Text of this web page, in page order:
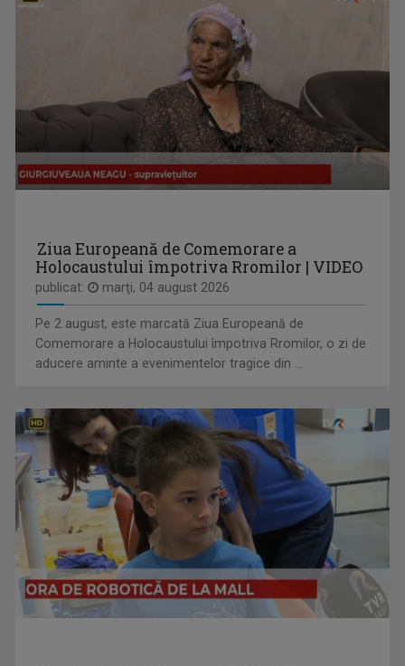
Emisiunea “Cap de Afiş” de la Iaşi urmăreşte ...
EDUCAȚIA LA ZI
Dezbatere pe subiecte din învățământul ...
INVITAȚIE LA SPECTACOL
Prezintă emisiunea "Educația la Zi" și ...
OLENA POPOVYCH
M-am născut şi am crescut în Maramureşul ...
Ziua Europeană de Comemorare a
Holocaustului împotriva Rromilor | VIDEO
publicat: marţi, 04 august 2026
Pe 2 august, este marcată Ziua Europeană de
Comemorare a Holocaustului împotriva Rromilor, o zi de
aducere aminte a evenimentelor tragice din ...